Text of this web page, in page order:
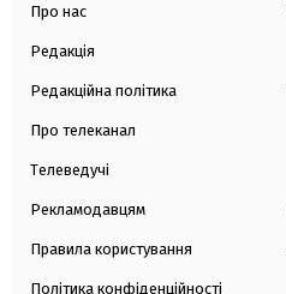
Про нас
Редакція
Редакційна політика
Про телеканал
Телеведучі
Рекламодавцям
Правила користування
Політика конфіденційності